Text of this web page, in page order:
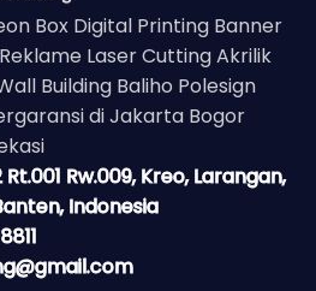
Box Digital Printing Banner
Laser Cutting Akrilik
Building Baliho Polesign
di Jakarta Bogor
Rw.009, Kreo, Larangan,
Indonesia